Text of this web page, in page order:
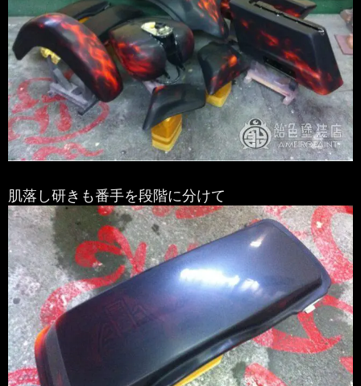
肌落し研きも番手を段階に分けて